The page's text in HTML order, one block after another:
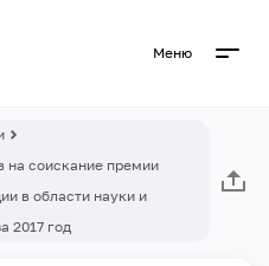
Меню
на соискание премии
в области науки и
2017 год